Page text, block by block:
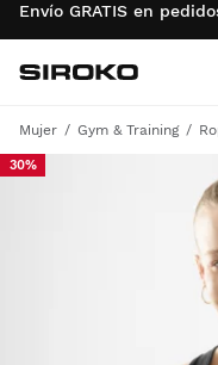
Envío GRATIS en
Ir a la
Mujer Gym & Training
30%